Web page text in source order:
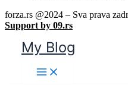
forza.rs @2024 – Sva prava
Support by 09.rs